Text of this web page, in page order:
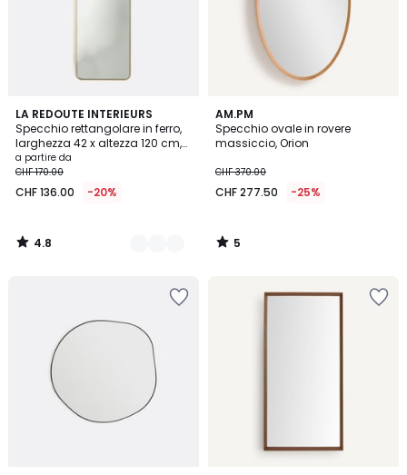
LA REDOUTE INTERIEURS
Specchio rettangolare in ferro,
larghezza 42 x altezza 120 cm,
IODUS
a partire da
CHF 170.00
CHF 136.00 -20%
4.8
/ 5
2
Colori
4.8
/
AM.PM
Specchio ovale in rovere
massiccio, Orion
CHF 370.00
CHF 277.50 -25%
5
/
5
5
/